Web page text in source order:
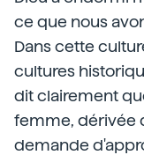
ce que nous
Dans cette
cultures
dit clairement
femme, dérivée
demande